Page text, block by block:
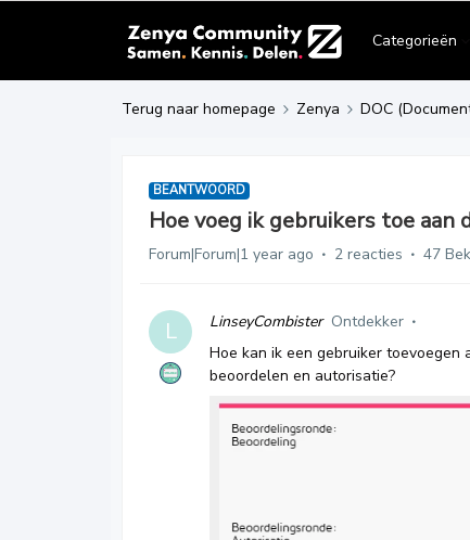
Categorieën
Terug naar homepage Zenya DOC
BEANTWOORD
Hoe voeg ik gebruikers toe
Forum|Forum|1 year ago 2 reacties 47
L LinseyCombister Ontdekker
Hoe kan ik een gebruiker toevoegen
beoordelen en autorisatie?